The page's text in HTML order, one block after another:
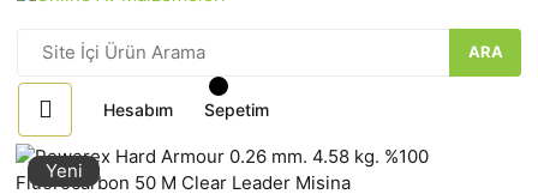
ARA
Hesabım Sepetim
Yeni